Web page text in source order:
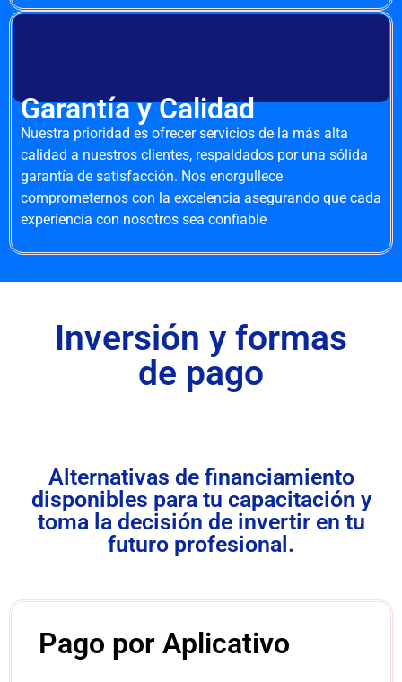
Garantía y Calidad
Nuestra prioridad es ofrecer servicios de la más alta
calidad a nuestros clientes, respaldados por una sólida
garantía de satisfacción. Nos enorgullece
comprometernos con la excelencia asegurando que cada
experiencia con nosotros sea confiable
Inversión y formas
de pago
Alternativas de financiamiento
disponibles para tu capacitación y
toma la decisión de invertir en tu
futuro profesional.
Pago por Aplicativo